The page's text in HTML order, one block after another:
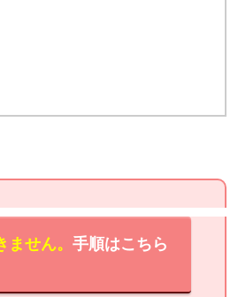
せん。 手順はこちら